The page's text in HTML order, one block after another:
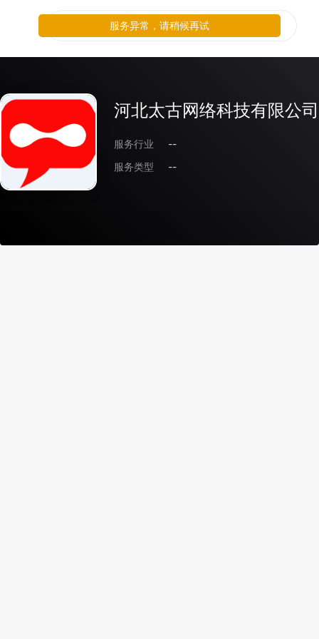
河北太古网络科技有限公司
服务行业
--
服务类型
--
服务异常，请稍候再试